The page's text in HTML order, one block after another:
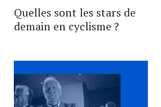
Quelles sont les stars de
demain en cyclisme ?